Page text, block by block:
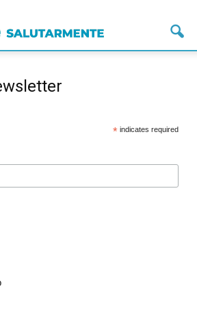
* indicates required